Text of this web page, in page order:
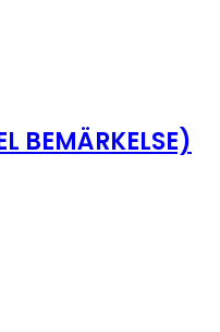
BEMÄRKELSE)